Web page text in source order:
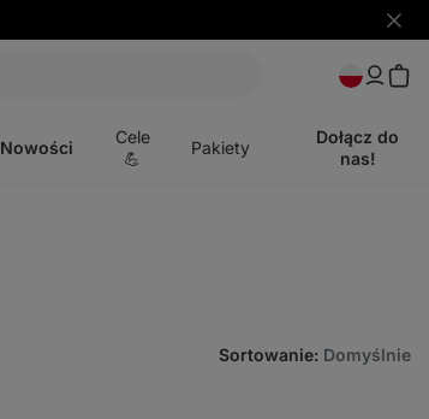
Ukryj
Nowości
Cele
💪
menu
Pakiety
Dołącz do
nas!
Sortowanie: Domyślnie